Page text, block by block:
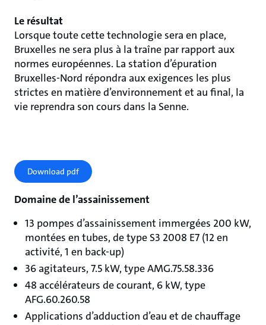
Le résultat
Lorsque toute cette technologie sera en place,
Bruxelles ne sera plus à la traîne par rapport aux
normes européennes. La station d’épuration
Bruxelles-Nord répondra aux exigences les plus
strictes en matière d’environnement et au final, la
vie reprendra son cours dans la Senne.
Download pdf
Domaine de l’assainissement
13 pompes d’assainissement immergées 200 kW,
montées en tubes, de type S3 2008 E7 (12 en
activité, 1 en back-up)
36 agitateurs, 7.5 kW, type AMG.75.58.336
48 accélérateurs de courant, 6 kW, type
AFG.60.260.58
Applications d’adduction d’eau et de chauffage